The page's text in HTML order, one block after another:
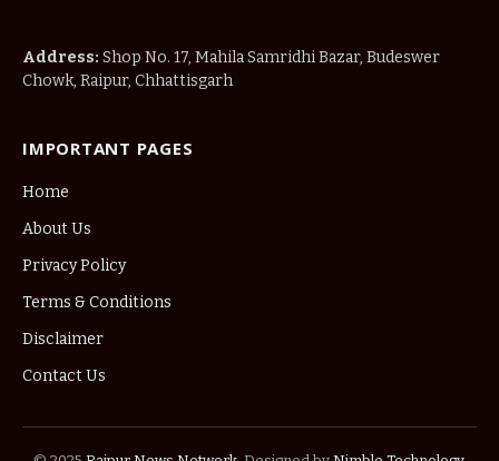
Address: Shop No. 17, Mahila Samridhi Bazar, Budeswer
Chowk, Raipur, Chhattisgarh
IMPORTANT PAGES
Home
About Us
Privacy Policy
Terms & Conditions
Disclaimer
Contact Us